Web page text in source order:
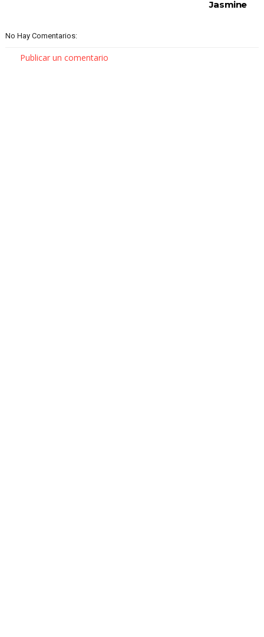
Jasmine
No Hay Comentarios:
Publicar un comentario